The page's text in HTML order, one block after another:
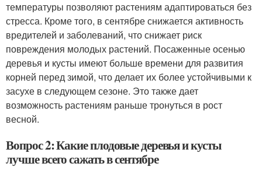
температуры позволяют растениям адаптироваться без
стресса. Кроме того, в сентябре снижается активность
вредителей и заболеваний, что снижает риск
повреждения молодых растений. Посаженные осенью
деревья и кусты имеют больше времени для развития
корней перед зимой, что делает их более устойчивыми к
засухе в следующем сезоне. Это также дает
возможность растениям раньше тронуться в рост
весной.
Вопрос 2: Какие плодовые деревья и кусты
лучше всего сажать в сентябре